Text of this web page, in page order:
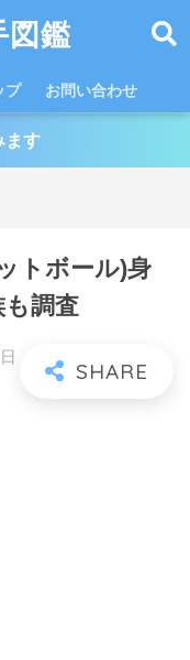
図鑑
プ お問い合わせ
ます
トボール)身
調査